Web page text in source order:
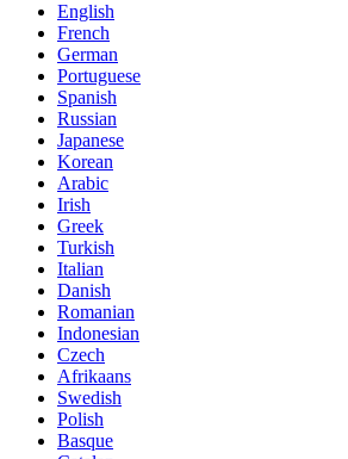
English
French
German
Portuguese
Spanish
Russian
Japanese
Korean
Arabic
Irish
Greek
Turkish
Italian
Danish
Romanian
Indonesian
Czech
Afrikaans
Swedish
Polish
Basque